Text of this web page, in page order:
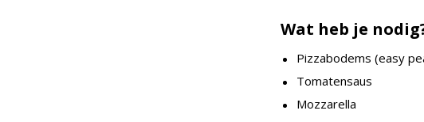
Wat heb je
Pizzabodems (easy
Tomatensaus
Mozzarella